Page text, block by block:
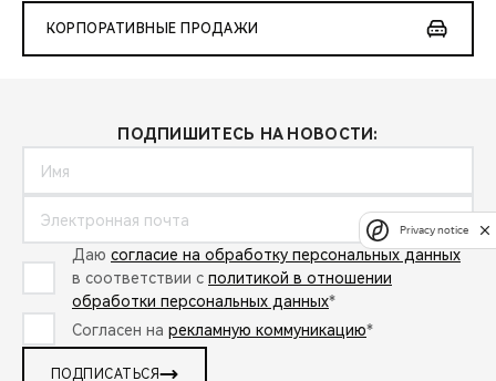
КОРПОРАТИВНЫЕ ПРОДАЖИ
ПОДПИШИТЕСЬ НА НОВОСТИ:
Даю согласие на обработку персональных данных
в соответствии с политикой в отношении
обработки персональных данных*
Согласен на рекламную коммуникацию*
ПОДПИСАТЬСЯ
Privacy notice